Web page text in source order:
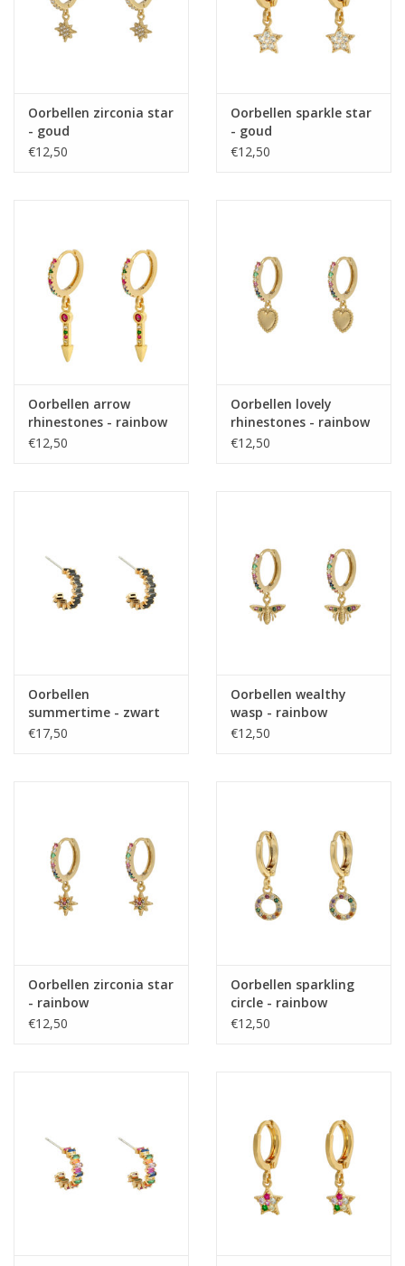
Oorbellen zirconia star
- goud
€12,50
Oorbellen sparkle star
- goud
€12,50
Oorbellen arrow
rhinestones - rainbow
€12,50
Oorbellen lovely
rhinestones - rainbow
€12,50
Oorbellen
summertime - zwart
€17,50
Oorbellen wealthy
wasp - rainbow
€12,50
Oorbellen zirconia star
- rainbow
€12,50
Oorbellen sparkling
circle - rainbow
€12,50